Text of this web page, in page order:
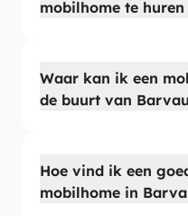
mobilhome te
Waar kan ik een
de buurt van
Hoe vind ik een
mobilhome in